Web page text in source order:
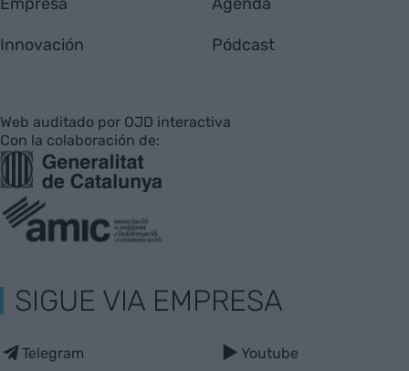
Innovación Pódcast
Web auditado por OJD interactiva
Con la colaboración de:
SIGUE VIA EMPRESA
Telegram Youtube